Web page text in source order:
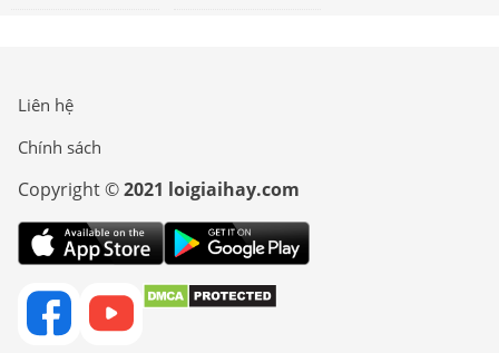
Liên hệ
Chính sách
Copyright ©2021 loigiaihay.com